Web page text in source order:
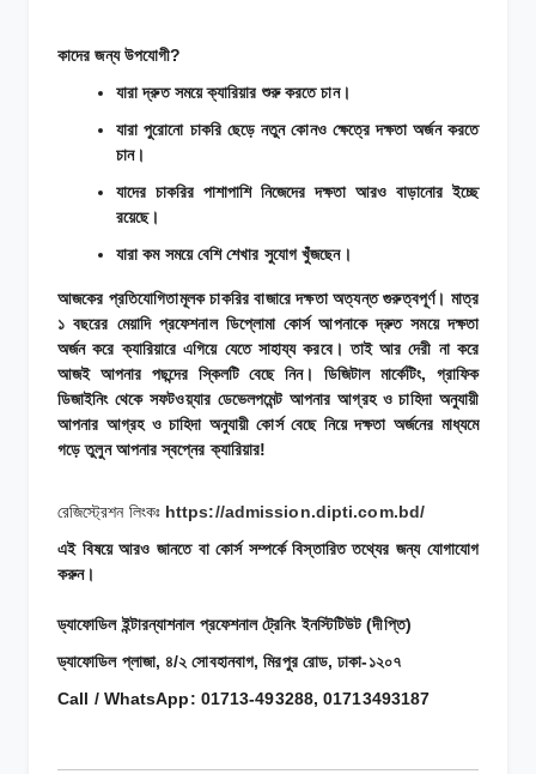
কাদের জন্য উপযোগী?
যারা দ্রুত সময়ে ক্যারিয়ার শুরু করতে চান।
যারা পুরোনো চাকরি ছেড়ে নতুন কোনও ক্ষেত্রে দক্ষতা অর্জন করতে
চান।
যাদের চাকরির পাশাপাশি নিজেদের দক্ষতা আরও বাড়ানোর ইচ্ছে
রয়েছে।
যারা কম সময়ে বেশি শেখার সুযোগ খুঁজছেন।
আজকের প্রতিযোগিতামূলক চাকরির বাজারে দক্ষতা অত্যন্ত গুরুত্বপূর্ণ। মাত্র
১ বছরের মেয়াদি প্রফেশনাল ডিপ্লোমা কোর্স আপনাকে দ্রুত সময়ে দক্ষতা
অর্জন করে ক্যারিয়ারে এগিয়ে যেতে সাহায্য করবে। তাই আর দেরী না করে
আজই আপনার পছন্দের স্কিলটি বেছে নিন। ডিজিটাল মার্কেটিং, গ্রাফিক
ডিজাইনিং থেকে সফটওয়্যার ডেভেলপমেন্ট আপনার আগ্রহ ও চাহিদা অনুযায়ী
আপনার আগ্রহ ও চাহিদা অনুযায়ী কোর্স বেছে নিয়ে দক্ষতা অর্জনের মাধ্যমে
গড়ে তুলুন আপনার স্বপ্নের ক্যারিয়ার!
রেজিস্ট্রেশন লিংকঃ https://admission.dipti.com.bd/
এই বিষয়ে আরও জানতে বা কোর্স সম্পর্কে বিস্তারিত তথ্যের জন্য যোগাযোগ
করুন।
ড্যাফোডিল ইন্টারন্যাশনাল প্রফেশনাল ট্রেনিং ইনস্টিটিউট (দীপ্তি)
ড্যাফোডিল প্লাজা, ৪/২ সোবহানবাগ, মিরপুর রোড, ঢাকা-১২০৭
Call / WhatsApp: 01713-493288, 01713493187